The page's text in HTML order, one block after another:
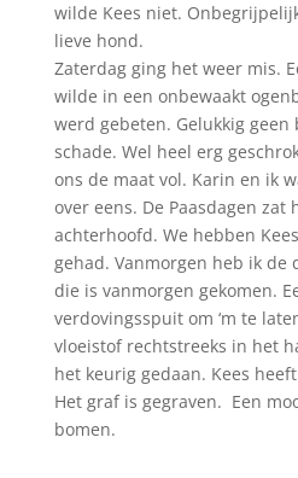
wilde Kees niet.
lieve hond.
Zaterdag ging het weer mis.
wilde in een onbewaakt
werd gebeten. Gelukkig geen
schade. Wel heel erg
ons de maat vol. Karin en ik
over eens. De Paasdagen zat
achterhoofd. We hebben
gehad. Vanmorgen heb ik de
die is vanmorgen gekomen.
verdovingsspuit om ‘m te
vloeistof rechtstreeks in het
het keurig gedaan. Kees
Het graf is gegraven. Een
bomen.